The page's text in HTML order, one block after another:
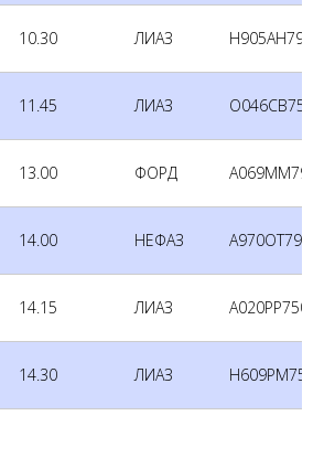
10.30 ЛИАЗ Н905АН790
11.45 ЛИАЗ О046СВ750
13.00 ФОРД А069ММ790
14.00 НЕФАЗ А970ОТ790
14.15 ЛИАЗ А020РР750
14.30 ЛИАЗ Н609РМ750